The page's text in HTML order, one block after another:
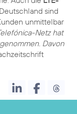
sind
unmittelbar
Netz hat
Davon